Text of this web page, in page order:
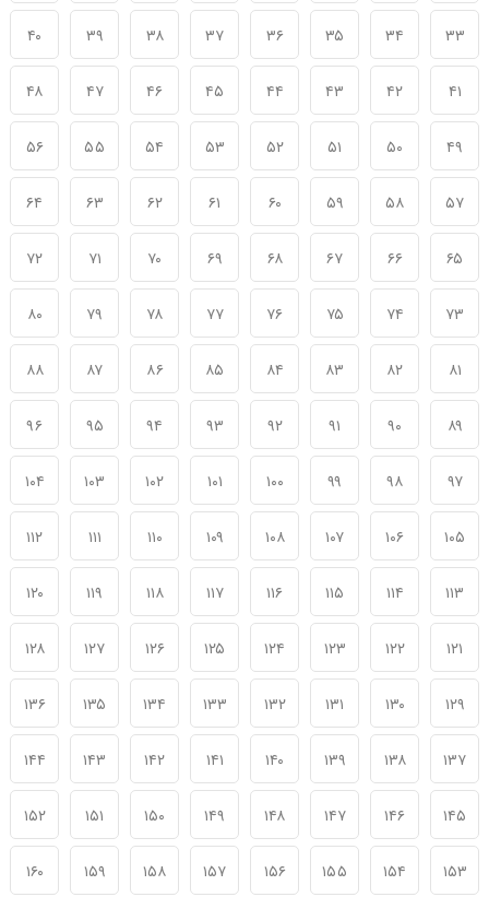
۳۳ ۳۴ ۳۵ ۳۶ ۳۷ ۳۸ ۳۹ ۴۰
۴۱ ۴۲ ۴۳ ۴۴ ۴۵ ۴۶ ۴۷ ۴۸
۴۹ ۵۰ ۵۱ ۵۲ ۵۳ ۵۴ ۵۵ ۵۶
۵۷ ۵۸ ۵۹ ۶۰ ۶۱ ۶۲ ۶۳ ۶۴
۶۵ ۶۶ ۶۷ ۶۸ ۶۹ ۷۰ ۷۱ ۷۲
۷۳ ۷۴ ۷۵ ۷۶ ۷۷ ۷۸ ۷۹ ۸۰
۸۱ ۸۲ ۸۳ ۸۴ ۸۵ ۸۶ ۸۷ ۸۸
۸۹ ۹۰ ۹۱ ۹۲ ۹۳ ۹۴ ۹۵ ۹۶
۹۷ ۹۸ ۹۹ ۱۰۰ ۱۰۱ ۱۰۲ ۱۰۳ ۱۰۴
۱۰۵ ۱۰۶ ۱۰۷ ۱۰۸ ۱۰۹ ۱۱۰ ۱۱۱ ۱۱۲
۱۱۳ ۱۱۴ ۱۱۵ ۱۱۶ ۱۱۷ ۱۱۸ ۱۱۹ ۱۲۰
۱۲۱ ۱۲۲ ۱۲۳ ۱۲۴ ۱۲۵ ۱۲۶ ۱۲۷ ۱۲۸
۱۲۹ ۱۳۰ ۱۳۱ ۱۳۲ ۱۳۳ ۱۳۴ ۱۳۵ ۱۳۶
۱۳۷ ۱۳۸ ۱۳۹ ۱۴۰ ۱۴۱ ۱۴۲ ۱۴۳ ۱۴۴
۱۴۵ ۱۴۶ ۱۴۷ ۱۴۸ ۱۴۹ ۱۵۰ ۱۵۱ ۱۵۲
۱۵۳ ۱۵۴ ۱۵۵ ۱۵۶ ۱۵۷ ۱۵۸ ۱۵۹ ۱۶۰